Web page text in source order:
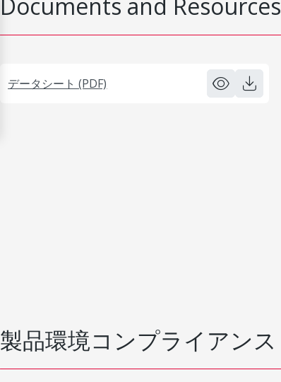
Documents and Resources
データシート (PDF)
製品環境コンプライアンス